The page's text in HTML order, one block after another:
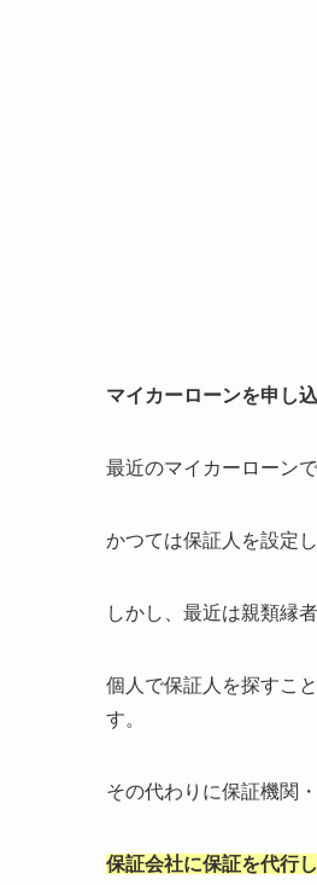
マイカーローンを申し
最近のマイカーローン
かつては保証人を設定
しかし、最近は親類縁
個人で保証人を探すこ
す。
その代わりに保証機関
保証会社に保証を代行